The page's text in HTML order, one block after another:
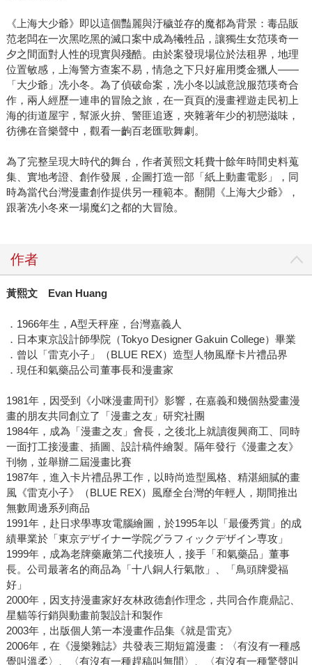
《上海大少爺》即以這個豔麗與汙穢並存的魔都為背景：毒品販
范老闆在一次黑吃黑的滅口案中成為犧牲品，讓獨生女范瑛奇一
夕之間面對人性的現實與殘酷。由於案發現場位於法租界，地理
位置敏感，上海警方查案不易，情急之下只好雇用獎金獵人——
「大少爺」冼小冬。為了偵破命案，冼小冬以誠意說服范瑛奇合
作，兩人經歷一連串的冒險之旅，在一頁頁的漫畫裡遊走民初上
海的街道屋宇，幫派火拚、警匪追逐，夾雜著年少的初戀滋味，
彷彿在音樂聲中，觀看一齣百老匯歌舞劇。
為了完整呈現大時代的舞台，作者黃熙文耗費十餘年時間史料蒐
集、實地考證、創作發展，企圖打造一部「紙上動畫電影」，同
時為當代台灣漫畫創作提供另一種範本。翻開《上海大少爺》，
跟著冼小冬來一場魔幻之都的大冒險。
作者
黃熙文 Evan Huang
．1966年生，A型天秤座，台灣嘉義人
．日本東京設計師學院（Tokyo Designer Gakuin College）畢業
．曾以「雷克小子」（BLUE REX）造型人物風靡卡片禮品界
．現任和氣藥品公司董事長和漫畫家
1981年，因受到《小咪漫畫周刊》影響，在嘉義和幾個熱愛畫漫
畫的朋友共同創立了「漫畫之友」研究社團
1984年，成為「漫畫之友」會長，之後北上就讀復興商工、同時
一面打工接漫畫、插圖、設計稿件繪製。隔年發行《漫畫之友》
刊物，並舉辦二屆漫畫比賽
1987年，進入卡片禮品界工作，以時尚造型風格、精湛細膩的畫
風《雷克小子》（BLUE REX）風靡全台灣的年輕人，期間推出
無數周邊系列商品
1991年，赴日求學專攻電腦繪圖，於1995年以「最優秀賞」的成
績畢業於「東京デザイナー学院グラフィックデザイン専攻」
1999年，成為老牌藥廠第二代接班人，接手「和氣藥品」董事
長。公司最著名的商品為「十八銅人行氣散」、「鳥頭牌愛福
好」
2000年，因支持漫畫家好友林政德創作理念，共同合作鹿鼎記、
星貓等行銷與動畫前製設計和製作
2003年，出版個人第一本漫畫作品集《就是雷克》
2006年，在《漫樂雜誌》共發表三期短篇漫畫：〈有沒有一種感
覺叫溫柔〉、〈有沒有一種趕稿叫無間〉、〈有沒有一種驚聲叫